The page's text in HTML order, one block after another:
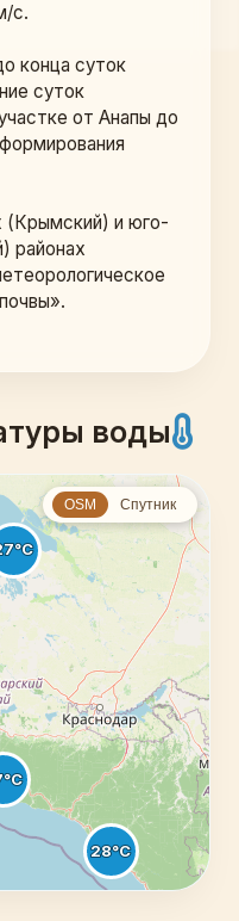
с.
конца суток
суток
от Анапы до
(Крымский) и юго-
районах
воды
OSM Спутник